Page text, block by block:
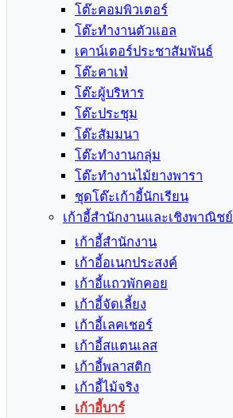
โต๊ะคอมพิวเตอร์
โต๊ะทำงานตัวแอล
เคาน์เตอร์ประชาสัมพันธ์
โต๊ะคาเฟ่
โต๊ะผู้บริหาร
โต๊ะประชุม
โต๊ะสัมมนา
โต๊ะทำงานกลุ่ม
โต๊ะทำงานไม้ยางพารา
ชุดโต๊ะเก้าอี้นักเรียน
เก้าอี้สำนักงานและเชิงพาณิชย์
เก้าอี้สำนักงาน
เก้าอี้อเนกประสงค์
เก้าอี้แถวพักคอย
เก้าอี้จัดเลี้ยง
เก้าอี้เลคเชอร์
เก้าอี้สแตนเลส
เก้าอี้พลาสติก
เก้าอี้ไม้จริง
เก้าอี้บาร์